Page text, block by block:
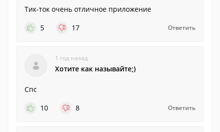
Тик-ток очень отличное приложение
5
17 Ответить
1 год назад
Хотите как называйте;)
Спс
10
8 Ответить